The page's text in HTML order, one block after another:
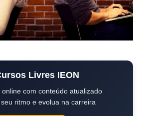
Livres IEON
online com conteúdo atualizado
ritmo e evolua na carreira